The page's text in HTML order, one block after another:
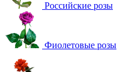
Российские розы
Фиолетовые розы